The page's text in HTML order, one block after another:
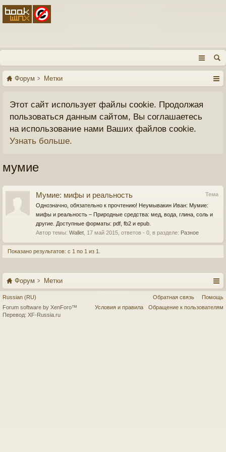
Форум Метки
Этот сайт использует файлы cookie. Продолжая
пользоваться данным сайтом, Вы соглашаетесь
на использование нами Ваших файлов cookie.
Узнать больше.
мумие
Тема
Мумие: мифы и реальность
Однозначно, обязательно к прочтению! Неумывакин Иван: Мумие:
мифы и реальность – Природные средства: мед, вода, глина, соль и
другие. Доступные форматы: pdf, fb2 и epub.
Автор темы: Wallet 17 май 2015 , ответов - 0, в разделе: Разное
Показано результатов: с 1 по 1 из 1.
Форум Метки
Russian (RU) Обратная связь
Помощь
Условия и правила
Обращение к пользователям
Forum software by XenForo™
Перевод: XF-Russia.ru